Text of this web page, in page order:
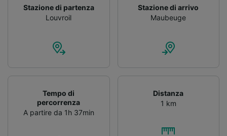
Stazione di partenza
Louvroil
Stazione di arrivo
Maubeuge
Tempo di
percorrenza
A partire da 1h 37min
Distanza
1 km